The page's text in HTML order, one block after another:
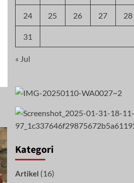
24 25 26 27 28
31
« Jul
Kategori
Artikel (16)